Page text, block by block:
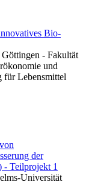
Bio-
- Fakultät
und
für Lebensmittel
der
- Teilprojekt 1
Universität